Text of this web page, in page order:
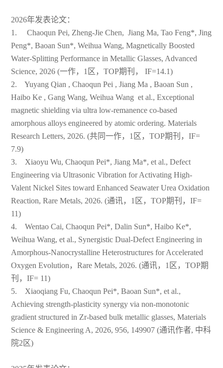
2026年发表论文：
1. Chaoqun Pei, Zheng-Jie Chen, Jiang Ma, Tao Feng*, Jing
Peng*, Baoan Sun*, Weihua Wang, Magnetically Boosted
Water-Splitting Performance in Metallic Glasses, Advanced
Science, 2026 (一作，1区，TOP期刊， IF=14.1)
2. Yuyang Qian , Chaoqun Pei , Jiang Ma , Baoan Sun ,
Haibo Ke , Gang Wang, Weihua Wang et al., Exceptional
magnetic shielding via ultra low-remanence co-based
amorphous alloys engineered by atomic ordering. Materials
Research Letters, 2026. (共同一作，1区，TOP期刊，IF=
7.9)
3. Xiaoyu Wu, Chaoqun Pei*, Jiang Ma*, et al., Defect
Engineering via Ultrasonic Vibration for Activating High-
Valent Nickel Sites toward Enhanced Seawater Urea Oxidation
Reaction, Rare Metals, 2026. (通讯，1区，TOP期刊，IF=
11)
4. Wentao Cai, Chaoqun Pei*, Dalin Sun*, Haibo Ke*,
Weihua Wang, et al., Synergistic Dual-Defect Engineering in
Amorphous-Nanocrystalline Heterostructures for Accelerated
Oxygen Evolution，Rare Metals, 2026. (通讯，1区，TOP期
刊，IF= 11)
5. Xiaoqiang Fu, Chaoqun Pei*, Baoan Sun*, et al.,
Achieving strength-plasticity synergy via non-monotonic
gradient structured in Zr-based bulk metallic glasses, Materials
Science & Engineering A, 2026, 956, 149907 (通讯作者, 中科
院2区)